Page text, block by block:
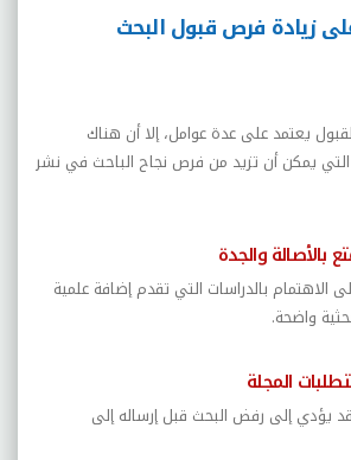
زيادة فرص قبول البحث
يعتمد على عدة عوامل، إلا أن هناك
يمكن أن تزيد من فرص نجاح الباحث في نشر
الاهتمام بالدراسات التي تقدم إضافة علمية
واضحة.
يؤدي إلى رفض البحث قبل إرساله إلى